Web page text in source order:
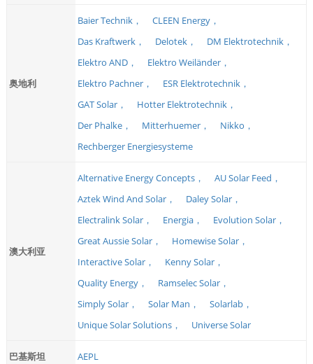
奥地利
Baier Technik，
CLEEN Energy，
Das Kraftwerk，
Delotek，
DM Elektrotechnik，
Elektro AND，
Elektro Weiländer，
Elektro Pachner，
ESR Elektrotechnik，
GAT Solar，
Hotter Elektrotechnik，
Der Phalke，
Mitterhuemer，
Nikko，
Rechberger Energiesysteme
澳大利亚
Alternative Energy Concepts，
AU Solar Feed，
Aztek Wind And Solar，
Daley Solar，
Electralink Solar，
Energia，
Evolution Solar，
Great Aussie Solar，
Homewise Solar，
Interactive Solar，
Kenny Solar，
Quality Energy，
Ramselec Solar，
Simply Solar，
Solar Man，
Solarlab，
Unique Solar Solutions，
Universe Solar
巴基斯坦 AEPL